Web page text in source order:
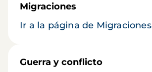
Migraciones
Ir a la página de Migraciones
Guerra y conflicto